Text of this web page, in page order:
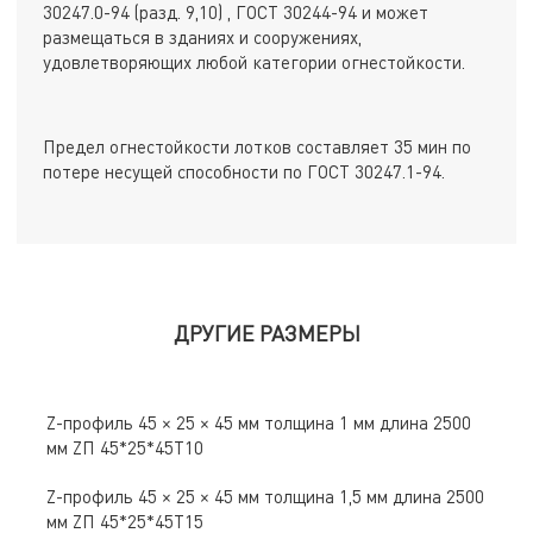
30247.0-94 (разд. 9,10) , ГОСТ 30244-94 и может
размещаться в зданиях и сооружениях,
удовлетворяющих любой категории огнестойкости.
Предел огнестойкости лотков составляет 35 мин по
потере несущей способности по ГОСТ 30247.1-94.
ДРУГИЕ РАЗМЕРЫ
Z-профиль 45 × 25 × 45 мм толщина 1 мм длина 2500
мм ZП 45*25*45Т10
Z-профиль 45 × 25 × 45 мм толщина 1,5 мм длина 2500
мм ZП 45*25*45Т15